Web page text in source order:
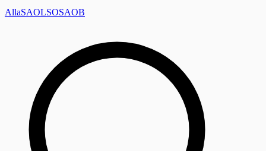
AllaSAOLSOSAOB